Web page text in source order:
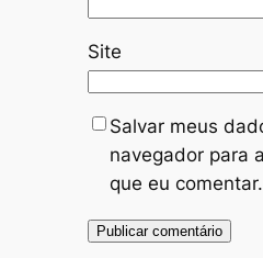
Site
Salvar meus
navegador para
que eu comentar.